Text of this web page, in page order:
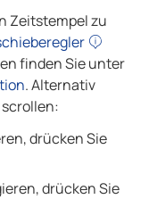
Zeitstempel zu
finden Sie unter
. Alternativ
drücken Sie
drücken Sie